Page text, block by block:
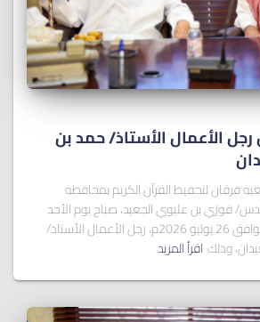
الأعمال الأستاذ/ ﺣﻤﺪ ﺑﻦ
فرقان لتحفيظ القرآن الكريم بمحافظة
فوزي بن عليوي الجعيد، صباح يوم الأحد
12 صفر 1448هـ الموافق 26 يوليو 2026م، رجل الأعمال الأستاذ/
وذلك اقرأ المزيد